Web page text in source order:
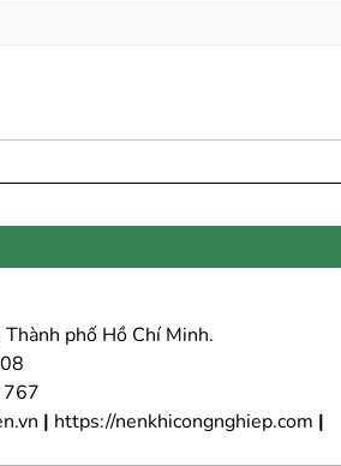
phố Hồ Chí Minh.
| https://nenkhicongnghiep.com |